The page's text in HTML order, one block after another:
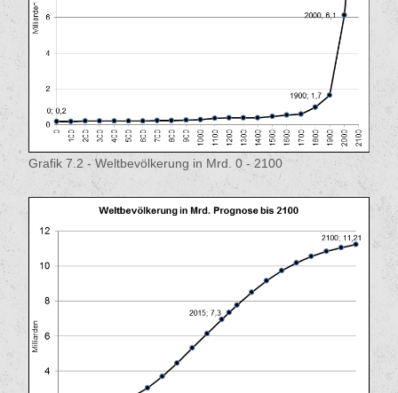
Grafik 7.2 - Weltbevölkerung in Mrd. 0 - 2100